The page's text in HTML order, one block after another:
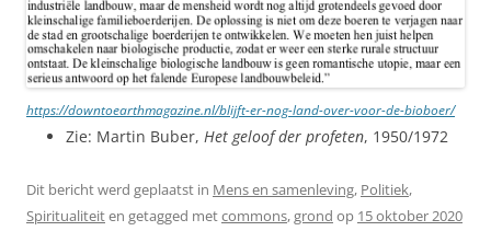
https://downtoearthmagazine.nl/blijft-er-nog-land-over-voor-de-bioboer/
Zie: Martin Buber, Het geloof der profeten, 1950/1972
Dit bericht werd geplaatst in Mens en samenleving, Politiek,
Spiritualiteiten getagged metcommons,grond op 15 oktober 2020